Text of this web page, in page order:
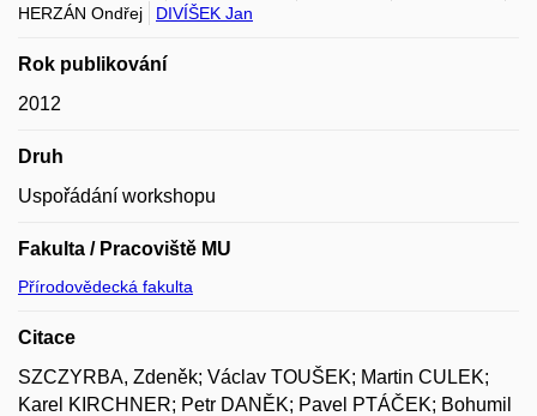
HERZÁN Ondřej
DIVÍŠEK Jan
Rok publikování
2012
Druh
Uspořádání workshopu
Fakulta / Pracoviště MU
Přírodovědecká fakulta
Citace
SZCZYRBA, Zdeněk; Václav TOUŠEK; Martin CULEK;
Karel KIRCHNER; Petr DANĚK; Pavel PTÁČEK; Bohumil